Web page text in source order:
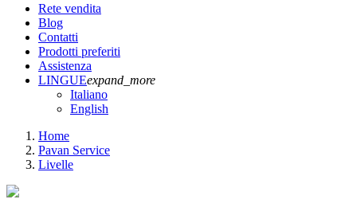
Rete vendita
Blog
Contatti
Prodotti preferiti
Assistenza
LINGUEexpand_more
Italiano
English
Home
Pavan Service
Livelle